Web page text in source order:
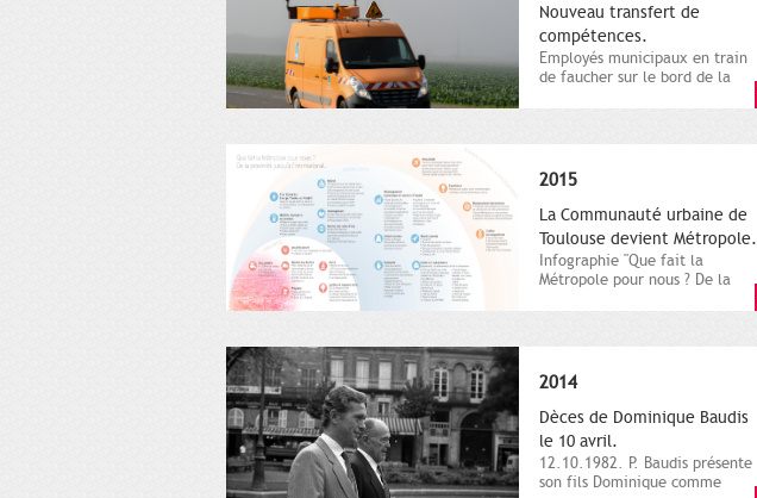
Nouveau transfert de
compétences.
Employés municipaux en train
de faucher sur le bord de la
2015
La Communauté urbaine de
Toulouse devient Métropole.
Infographie "Que fait la
Métropole pour nous ? De la
2014
Dèces de Dominique Baudis
le 10 avril.
12.10.1982. P. Baudis présente
son fils Dominique comme